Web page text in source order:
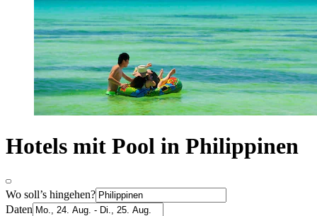
Hotels mit Pool in Philippinen
Wo soll’s hingehen?
Daten